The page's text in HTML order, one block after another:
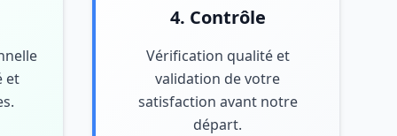
et
4. Contrôle
Vérification qualité et
validation de votre
satisfaction avant notre
départ.